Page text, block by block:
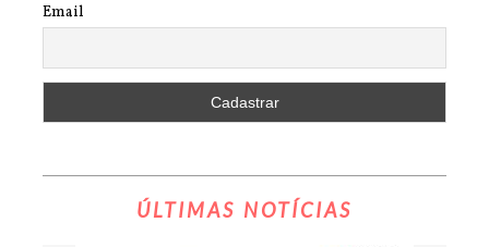
Email
ÚLTIMAS NOTÍCIAS